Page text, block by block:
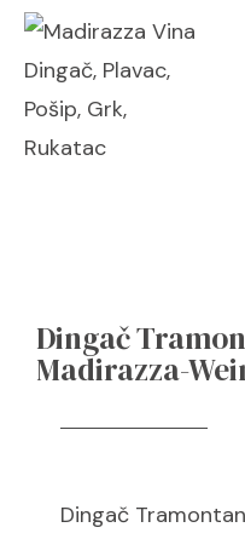
Dingač
Madirazza-
Dingač